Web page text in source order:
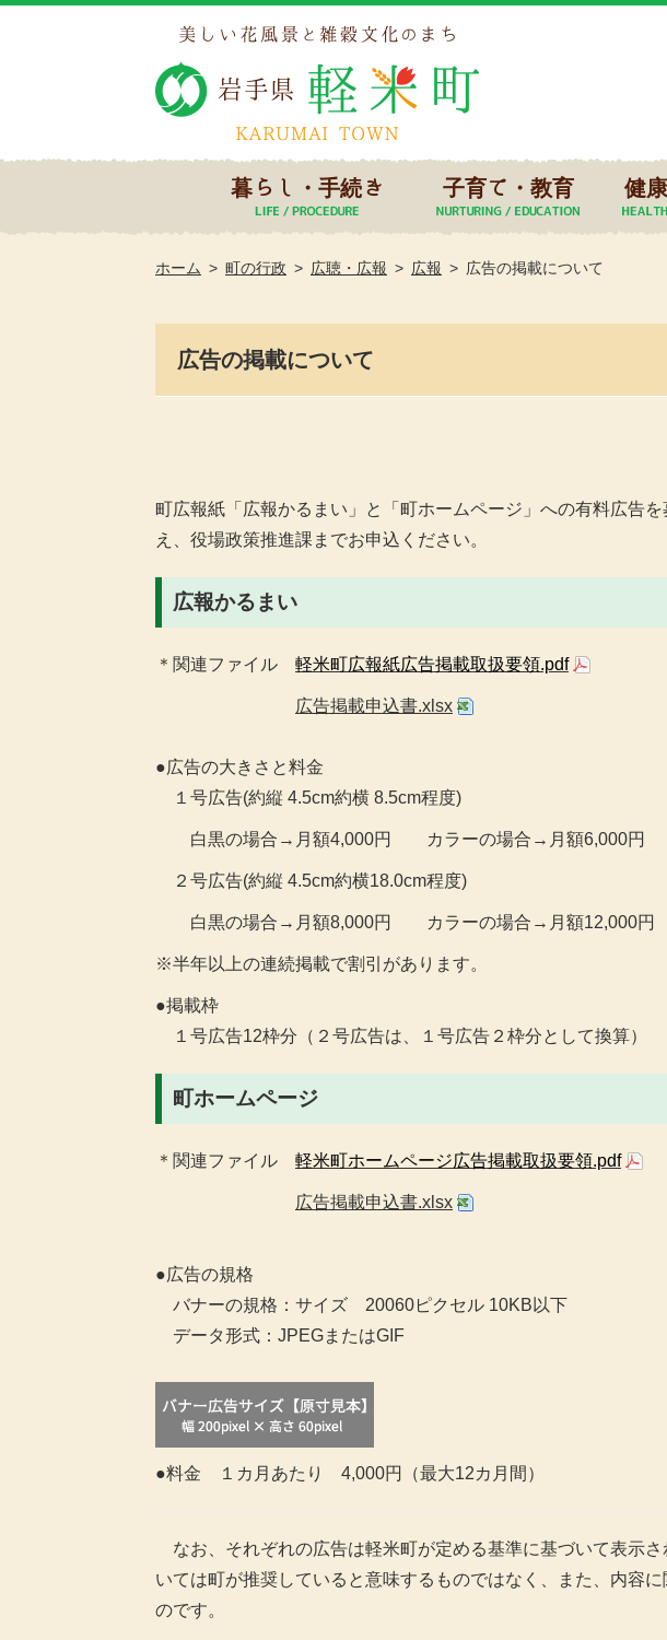
暮らし・手続き 子育て・教育 健
ホーム 町の行政 広聴・広報 広報 広告の掲載について
広告の掲載について
町広報紙「広報かるまい」と「町ホームページ」への有料広告
え、役場政策推進課までお申込ください。
広報かるまい
＊関連ファイル 軽米町広報紙広告掲載取扱要領.pdf
広告掲載申込書.xlsx
●広告の大きさと料金
１号広告(約縦 4.5cm約横 8.5cm程度)
白黒の場合→月額4,000円 カラーの場合→月額6,000円
２号広告(約縦 4.5cm約横18.0cm程度)
白黒の場合→月額8,000円 カラーの場合→月額12,000円
※半年以上の連続掲載で割引があります。
●掲載枠
１号広告12枠分（２号広告は、１号広告２枠分として換算）
町ホームページ
＊関連ファイル 軽米町ホームページ広告掲載取扱要領.pdf
広告掲載申込書.xlsx
●広告の規格
バナーの規格：サイズ 20060ピクセル 10KB以下
データ形式：JPEGまたはGIF
●料金 １カ月あたり 4,000円（最大12カ月間）
なお、それぞれの広告は軽米町が定める基準に基づいて表示
いては町が推奨していると意味するものではなく、また、内容
のです。